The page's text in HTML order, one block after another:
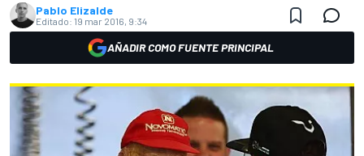
Pablo Elizalde
Editado: 19 mar 2016, 9:34
AÑADIR COMO FUENTE PRINCIPAL